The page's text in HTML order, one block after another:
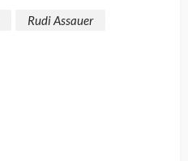
Rudi Assauer